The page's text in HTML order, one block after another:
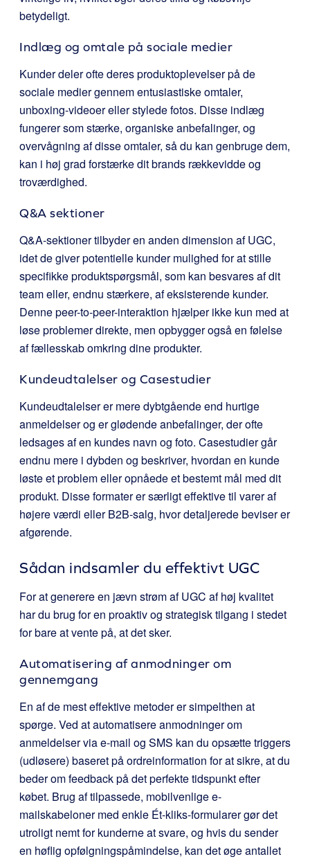
betydeligt.
Indlæg og omtale på sociale medier
Kunder deler ofte deres produktoplevelser på de
sociale medier gennem entusiastiske omtaler,
unboxing-videoer eller stylede fotos. Disse indlæg
fungerer som stærke, organiske anbefalinger, og
overvågning af disse omtaler, så du kan genbruge dem,
kan i høj grad forstærke dit brands rækkevidde og
troværdighed.
Q&A sektioner
Q&A-sektioner tilbyder en anden dimension af UGC,
idet de giver potentielle kunder mulighed for at stille
specifikke produktspørgsmål, som kan besvares af dit
team eller, endnu stærkere, af eksisterende kunder.
Denne peer-to-peer-interaktion hjælper ikke kun med at
løse problemer direkte, men opbygger også en følelse
af fællesskab omkring dine produkter.
Kundeudtalelser og Casestudier
Kundeudtalelser er mere dybtgående end hurtige
anmeldelser og er glødende anbefalinger, der ofte
ledsages af en kundes navn og foto. Casestudier går
endnu mere i dybden og beskriver, hvordan en kunde
løste et problem eller opnåede et bestemt mål med dit
produkt. Disse formater er særligt effektive til varer af
højere værdi eller B2B-salg, hvor detaljerede beviser er
afgørende.
Sådan indsamler du effektivt UGC
For at generere en jævn strøm af UGC af høj kvalitet
har du brug for en proaktiv og strategisk tilgang i stedet
for bare at vente på, at det sker.
Automatisering af anmodninger om
gennemgang
En af de mest effektive metoder er simpelthen at
spørge. Ved at automatisere anmodninger om
anmeldelser via e-mail og SMS kan du opsætte triggers
(udløsere) baseret på ordreinformation for at sikre, at du
beder om feedback på det perfekte tidspunkt efter
købet. Brug af tilpassede, mobilvenlige e-
mailskabeloner med enkle Ét-kliks-formularer gør det
utroligt nemt for kunderne at svare, og hvis du sender
en høflig opfølgningspåmindelse, kan det øge antallet